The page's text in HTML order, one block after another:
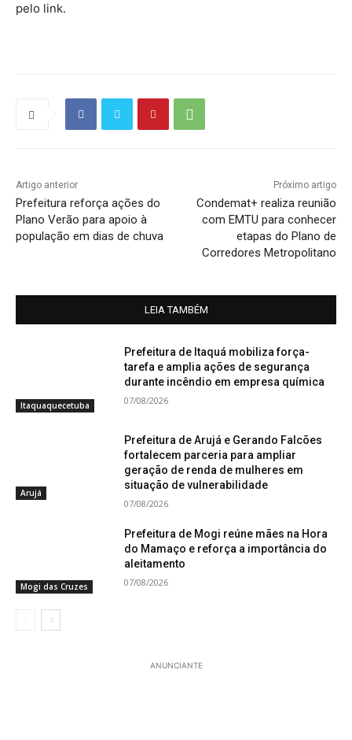
pelo link.
Artigo anterior
Prefeitura reforça ações do
Plano Verão para apoio à
população em dias de chuva
Próximo artigo
Condemat+ realiza reunião
com EMTU para conhecer
etapas do Plano de
Corredores Metropolitano
LEIA TAMBÉM
Itaquaquecetuba
Prefeitura de Itaquá mobiliza força-
tarefa e amplia ações de segurança
durante incêndio em empresa química
07/08/2026
Arujá
Prefeitura de Arujá e Gerando Falcões
fortalecem parceria para ampliar
geração de renda de mulheres em
situação de vulnerabilidade
07/08/2026
Mogi das Cruzes
Prefeitura de Mogi reúne mães na Hora
do Mamaço e reforça a importância do
aleitamento
07/08/2026
ANUNCIANTE